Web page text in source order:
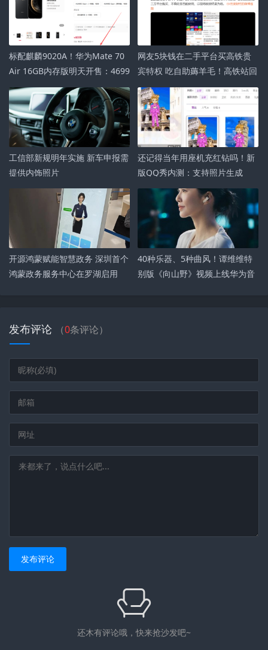
标配麒麟9020A！华为Mate 70
Air 16GB内存版明天开售：4699
元起
网友5块钱在二手平台买高铁贵
宾特权 吃自助薅羊毛！高铁站回
应
工信部新规明年实施 新车申报需
提供内饰照片
还记得当年用座机充红钻吗！新
版QQ秀内测：支持照片生成
开源鸿蒙赋能智慧政务 深圳首个
鸿蒙政务服务中心在罗湖启用
40种乐器、5种曲风！谭维维特
别版《向山野》视频上线华为音
发布评论 （0条评论）
发布评论
还木有评论哦，快来抢沙发吧~